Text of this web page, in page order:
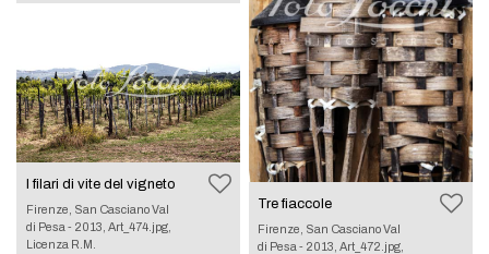
I filari di vite del vigneto
Firenze, San Casciano Val
di Pesa - 2013, Art_474.jpg,
Licenza R.M.
Tre fiaccole
Firenze, San Casciano Val
di Pesa - 2013, Art_472.jpg,